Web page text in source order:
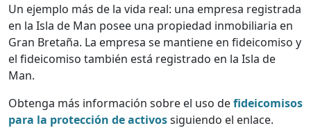
Un ejemplo más de la vida real: una empresa registrada
en la Isla de Man posee una propiedad inmobiliaria en
Gran Bretaña. La empresa se mantiene en fideicomiso y
el fideicomiso también está registrado en la Isla de
Man.
Obtenga más información sobre el uso defideicomisos
para la protección de activossiguiendo el enlace.